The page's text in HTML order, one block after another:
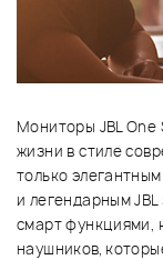
Мониторы JBL One
жизни в стиле
только
и легендарным
смарт функциями,
наушников,